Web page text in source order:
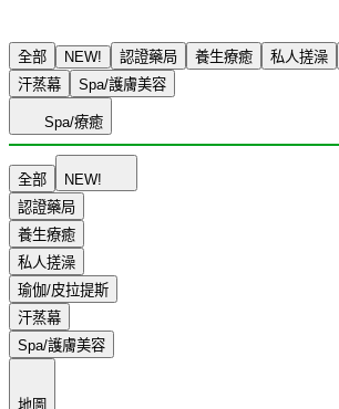
全部 NEW! 認證藥局 養生療癒 私人搓澡
汗蒸幕
Spa/護膚美容
Spa/療癒
全部
NEW!
認證藥局
養生療癒
私人搓澡
瑜伽/皮拉提斯
汗蒸幕
Spa/護膚美容
地圖